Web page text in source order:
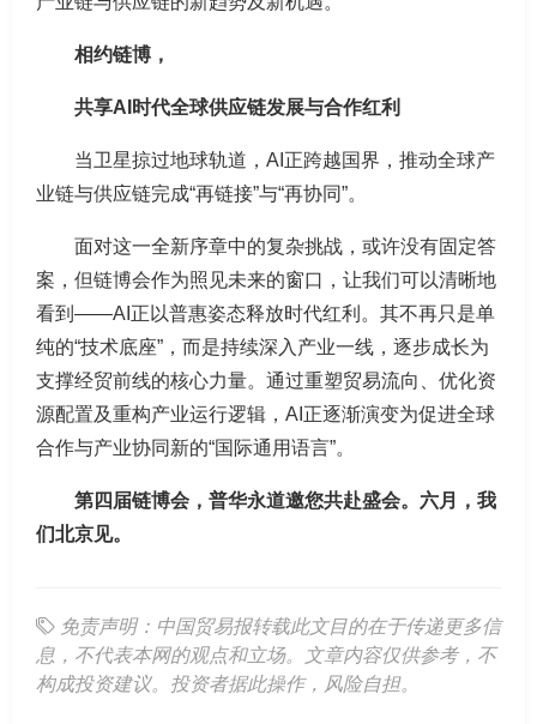
相约链博，
共享AI时代全球供应链发展与合作红利
当卫星掠过地球轨道，AI正跨越国界，推动全球产
业链与供应链完成“再链接”与“再协同”。
面对这一全新序章中的复杂挑战，或许没有固定答
案，但链博会作为照见未来的窗口，让我们可以清晰地
看到——AI正以普惠姿态释放时代红利。其不再只是单
纯的“技术底座”，而是持续深入产业一线，逐步成长为
支撑经贸前线的核心力量。通过重塑贸易流向、优化资
源配置及重构产业运行逻辑，AI正逐渐演变为促进全球
合作与产业协同新的“国际通用语言”。
第四届链博会，普华永道邀您共赴盛会。六月，我
们北京见。
免责声明：中国贸易报转载此文目的在于传递更多信
息，不代表本网的观点和立场。文章内容仅供参考，不
构成投资建议。投资者据此操作，风险自担。